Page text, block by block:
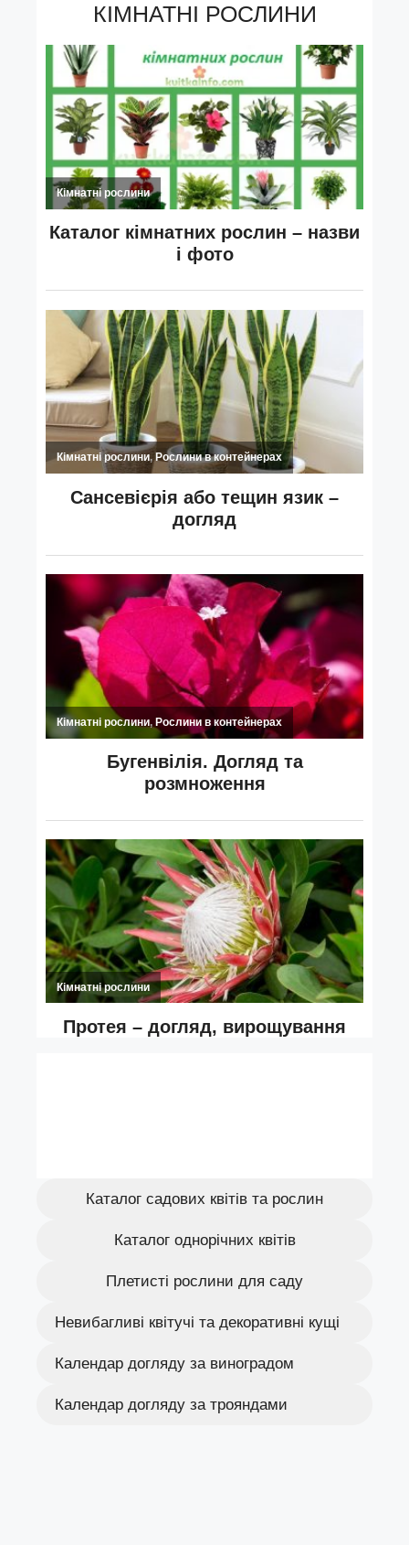
КІМНАТНІ РОСЛИНИ
Каталог садових квітів та рослин
Каталог однорічних квітів
Плетисті рослини для саду
Невибагливі квітучі та декоративні кущі
Календар догляду за виноградом
Календар догляду за трояндами